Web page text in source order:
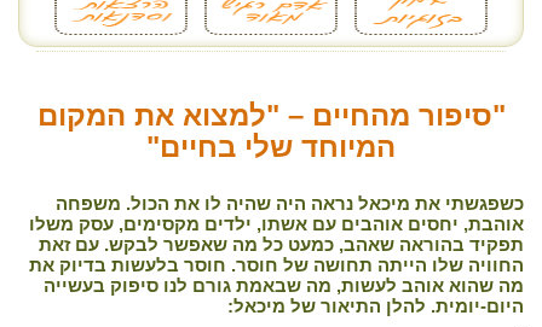
"סיפור מהחיים – "למצוא את המקום
המיוחד שלי בחיים"
כשפגשתי את מיכאל נראה היה שהיה לו את הכול. משפחה
אוהבת, יחסים אוהבים עם אשתו, ילדים מקסימים, עסק משלו
תפקיד בהוראה שאהב, כמעט כל מה שאפשר לבקש. עם זאת
החוויה שלו הייתה תחושה של חוסר. חוסר בלעשות בדיוק את
מה שהוא אוהב לעשות, מה שבאמת גורם לנו סיפוק בעשייה
היום-יומית. להלן התיאור של מיכאל: